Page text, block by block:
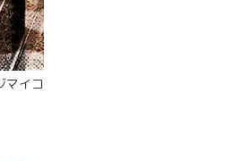
マイコ